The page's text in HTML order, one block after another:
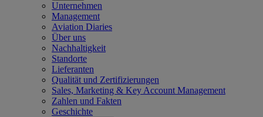
Unternehmen
Management
Aviation Diaries
Über uns
Nachhaltigkeit
Standorte
Lieferanten
Qualität und Zertifizierungen
Sales, Marketing & Key Account Management
Zahlen und Fakten
Geschichte